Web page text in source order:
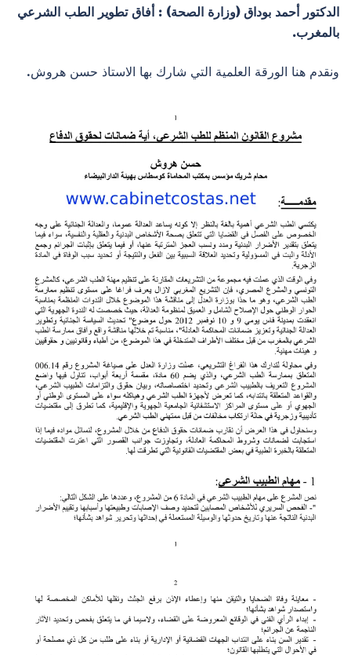
الدكتور أحمد بوداق (وزارة الصحة) : أفاق تطوير الطب الشرعي
بالمغرب.
ونقدم هنا الورقة العلمية التي شارك بها الاستاذ حسن هروش.